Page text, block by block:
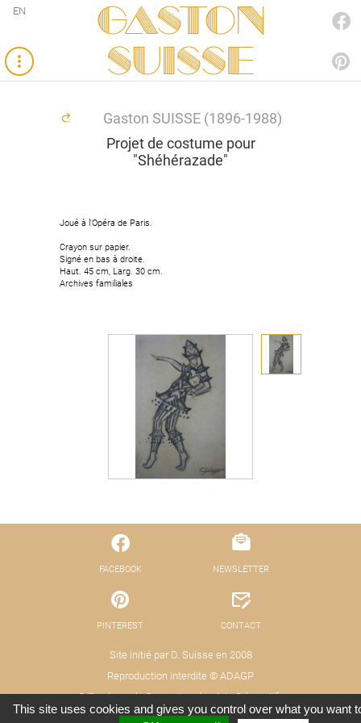
Gaston
SUISSE
EN
Gaston SUISSE (1896-1988)
Projet de costume pour
"Shéhérazade"
Joué à l'Opéra de Paris.
Crayon sur papier.
Signé en bas à droite.
Haut. 45 cm, Larg. 30 cm.
Archives familiales
FACEBOOK
PINTEREST
Site initié par D. Suisse en 2008
Reproduction interdite © ADAGP
© Fond pour la Promotion des Arts Décoratifs
NEWSLETTER
CONTACT
This site uses cookies and gives you control over what you want